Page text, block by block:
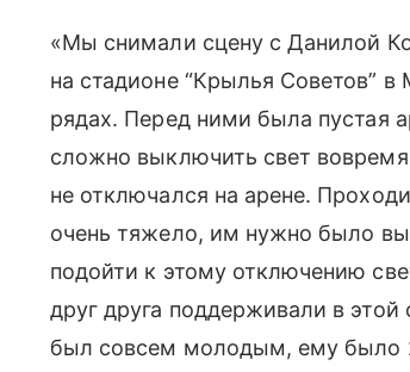
«Мы снимали сцену с Данилой
на стадионе “Крылья Советов”
рядах. Перед ними была пустая
сложно выключить свет
не отключался на арене.
очень тяжело, им нужно было
подойти к этому отключению
друг друга поддерживали в
был совсем молодым, ему было